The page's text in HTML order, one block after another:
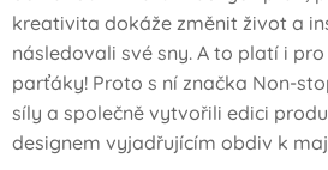
kreativita dokáže změnit život a
následovali své sny. A to platí i
parťáky! Proto s ní značka Non-
síly a společně vytvořili edici
designem vyjadřujícím obdiv k